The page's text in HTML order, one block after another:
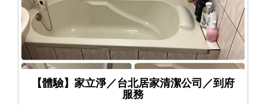
【體驗】家立淨／台北居家清潔公司／到府
服務